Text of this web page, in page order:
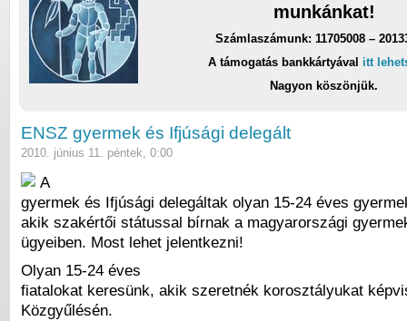
munkánkat!
Számlaszámunk: 11705008 –
A támogatás bankkártyával itt
Nagyon köszönjük.
ENSZ gyermek és Ifjúsági delegált
2010. június 11. péntek, 0:00
A
gyermek és Ifjúsági delegáltak olyan 15-24 éves
akik szakértői státussal bírnak a magyarországi
ügyeiben. Most lehet jelentkezni!
Olyan 15-24 éves
fiatalokat keresünk, akik szeretnék korosztályukat
Közgyűlésén.